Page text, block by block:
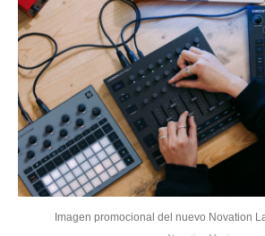
Imagen promocional del nuevo Novation